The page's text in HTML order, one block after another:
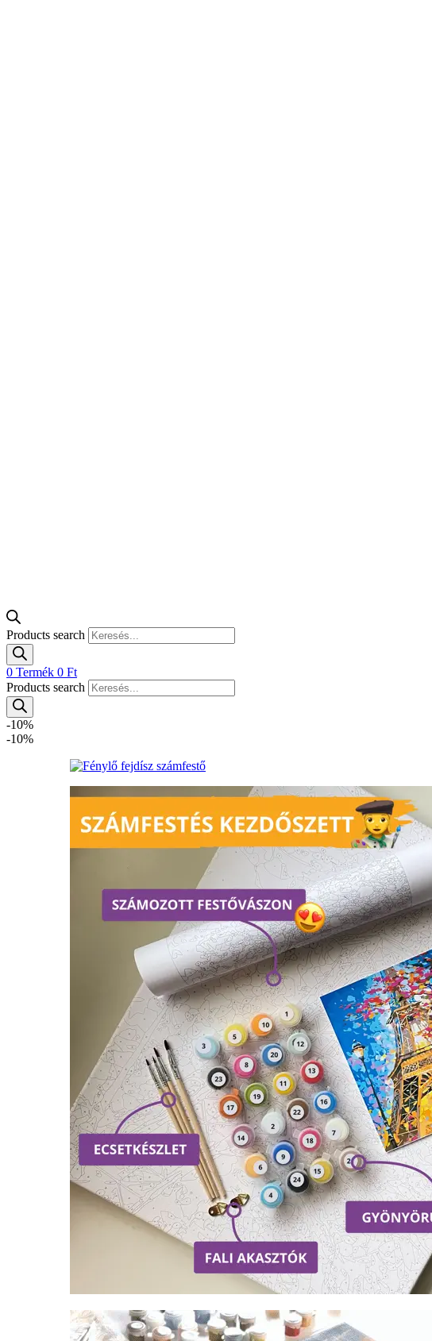
Products search
0 Termék 0 Ft
Products search
-10%
-10%